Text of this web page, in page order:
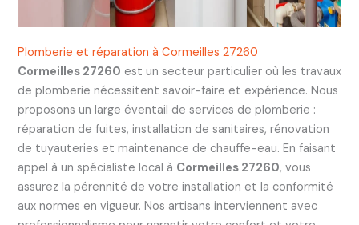
Plomberie et réparation à Cormeilles 27260
Cormeilles 27260 est un secteur particulier où les travaux
de plomberie nécessitent savoir-faire et expérience. Nous
proposons un large éventail de services de plomberie :
réparation de fuites, installation de sanitaires, rénovation
de tuyauteries et maintenance de chauffe-eau. En faisant
appel à un spécialiste local à Cormeilles 27260, vous
assurez la pérennité de votre installation et la conformité
aux normes en vigueur. Nos artisans interviennent avec